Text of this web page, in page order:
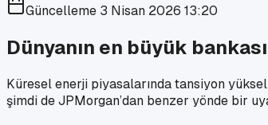
Güncelleme 3 Nisan 2026 13:20
Dünyanın en büyük
Küresel enerji piyasalarında tansiyon
şimdi de JPMorgan’dan benzer yönde bir